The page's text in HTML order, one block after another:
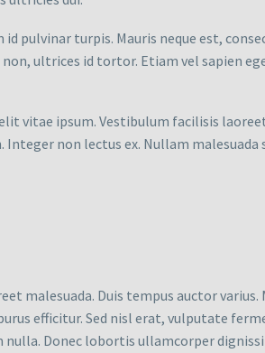
pulvinar turpis. Mauris neque est,
ultrices id tortor. Etiam vel sapien
vitae ipsum. Vestibulum facilisis
non lectus ex. Nullam
malesuada. Duis tempus auctor varius.
efficitur. Sed nisl erat, vulputate
Donec lobortis ullamcorper